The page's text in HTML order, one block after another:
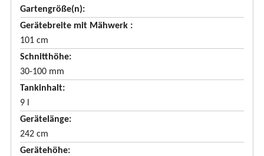
n
Gartengröße(n):
Gerätebreite mit Mähwerk
101 cm
Schnitthöhe
30-100 mm
Tankinhalt
9 l
Gerätelänge
242 cm
Gerätehöhe